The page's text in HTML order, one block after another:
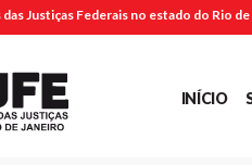
Justiças Federais no estado do Rio de
INÍCIO